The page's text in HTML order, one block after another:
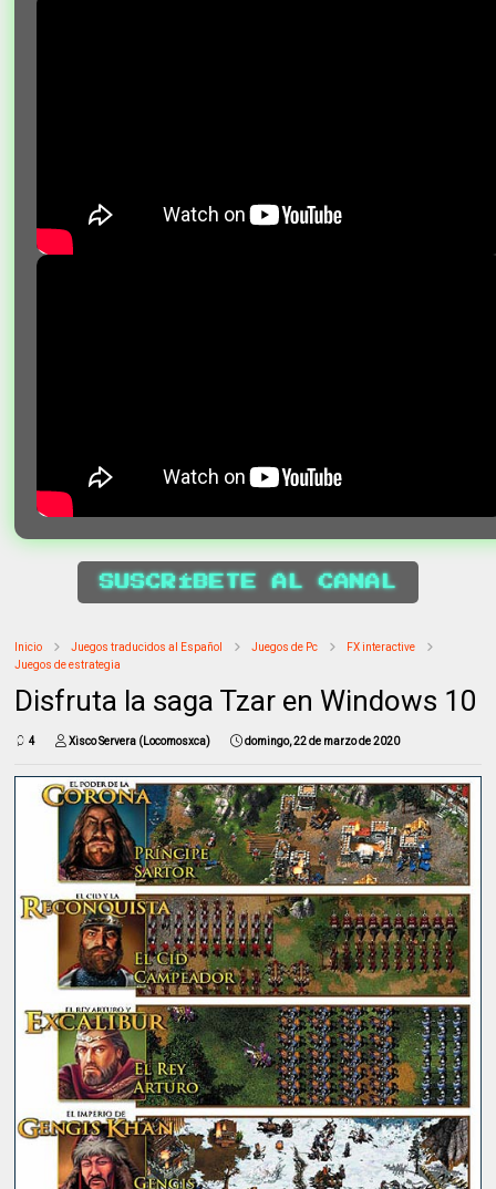
SUSCRÍBETE AL CANAL
Inicio Juegos traducidos al Español Juegos de Pc
FX interactive
Juegos de estrategia
Disfruta la saga Tzar en Windows 10
4 Xisco Servera (Locomosxca) domingo, 22 de marzo de 2020